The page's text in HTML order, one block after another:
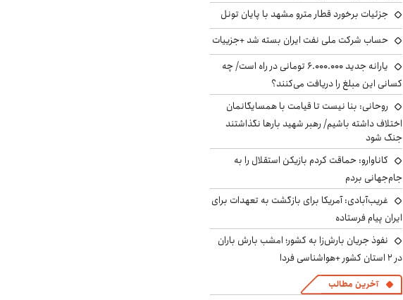
جزئیات برخورد قطار مترو مشهد با پایان تونل
حساب‌ شرکت ملی نفت ایران بسته شد +جزییات
یارانه جدید ۶.۰۰۰.۰۰۰ تومانی در راه است/ چه
کسانی این مبلغ را دریافت می‌کنند؟
روحانی: بنا نیست تا قیامت با همسایگانمان
اختلاف داشته باشیم/ رهبر شهید بارها نگذاشتند
جنگ شود
کاناوارو: حماقت کردم بازیکن استقلال را به
جام‌جهانی بردم
غریب‌آبادی: آمریکا برای بازگشت به تعهدات برای
ایران پیام فرستاده
نفوذ جریان بارش‌زا به کشور؛ امشب بارش باران
در ۲ استان کشور +هواشناسی فردا
آخرین مطالب